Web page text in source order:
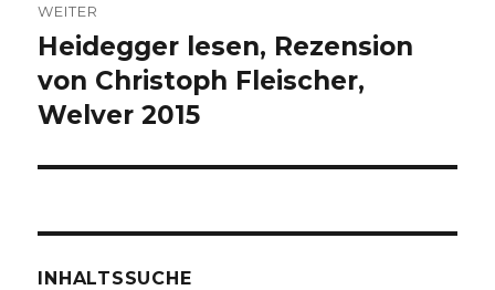
WEITER
Nächster
Beitrag:
Heidegger lesen, Rezension
von Christoph Fleischer,
Welver 2015
INHALTSSUCHE